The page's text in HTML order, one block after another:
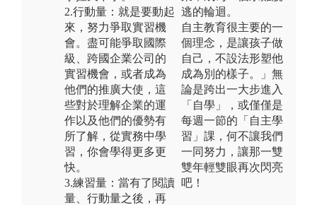
2.行動量：就是要動起
來，努力爭取實習機
會。盡可能爭取國際
級、跨國企業公司的
實習機會，或者成為
他們的推廣大使，這
些對於理解企業的運
作以及他們的優勢有
所了解，從實務中學
習，你會學得更多更
快。
3.練習量：當有了閱讀
量、行動量之後，再
逃的輪迴。
自主教育很主要的一
個理念，是讓孩子做
自己，不設法形塑他
成為別的樣子。」無
論是跨出一大步進入
「自學」，或僅僅是
每週一節的「自主學
習」課，何不讓我們
一同努力，讓那一雙
雙年輕雙眼再次閃亮
吧！